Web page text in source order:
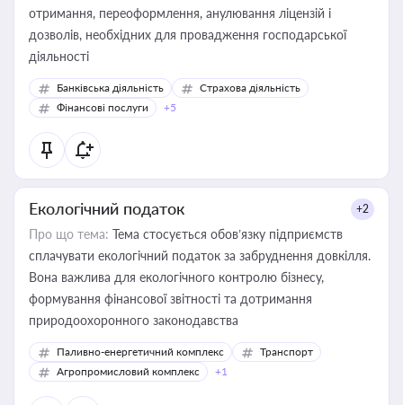
отримання, переоформлення, анулювання ліцензій і
дозволів, необхідних для провадження господарської
діяльності
Банківська діяльність
Страхова діяльність
Фінансові послуги
+5
Екологічний податок +2
Про що тема: Тема стосується обов’язку підприємств
сплачувати екологічний податок за забруднення довкілля.
Вона важлива для екологічного контролю бізнесу,
формування фінансової звітності та дотримання
природоохоронного законодавства
Паливно-енергетичний комплекс
Транспорт
Агропромисловий комплекс
+1